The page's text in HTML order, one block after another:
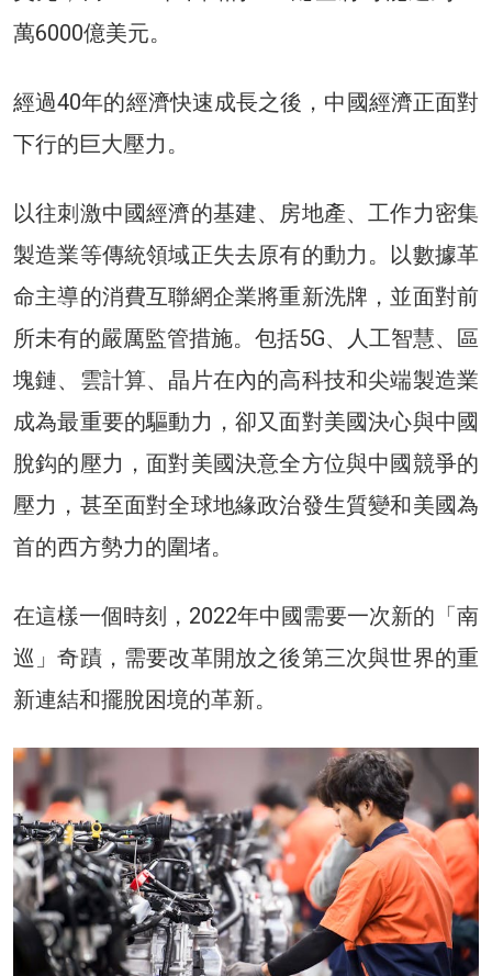
萬6000億美元。
經過40年的經濟快速成長之後，中國經濟正面對
下行的巨大壓力。
以往刺激中國經濟的基建、房地產、工作力密集
製造業等傳統領域正失去原有的動力。以數據革
命主導的消費互聯網企業將重新洗牌，並面對前
所未有的嚴厲監管措施。包括5G、人工智慧、區
塊鏈、雲計算、晶片在內的高科技和尖端製造業
成為最重要的驅動力，卻又面對美國決心與中國
脫鈎的壓力，面對美國決意全方位與中國競爭的
壓力，甚至面對全球地緣政治發生質變和美國為
首的西方勢力的圍堵。
在這樣一個時刻，2022年中國需要一次新的「南
巡」奇蹟，需要改革開放之後第三次與世界的重
新連結和擺脫困境的革新。